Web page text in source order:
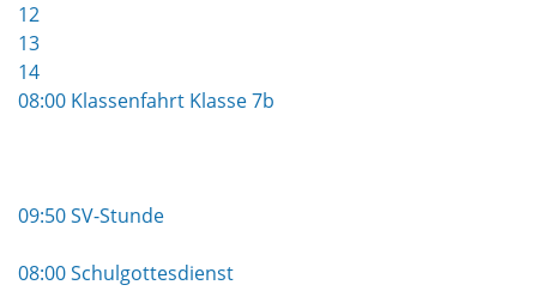
12
13
14
08:00 Klassenfahrt Klasse 7b
09:50 SV-Stunde
08:00 Schulgottesdienst